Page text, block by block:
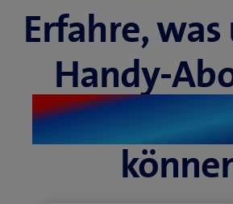
Erfahre,
Handy-